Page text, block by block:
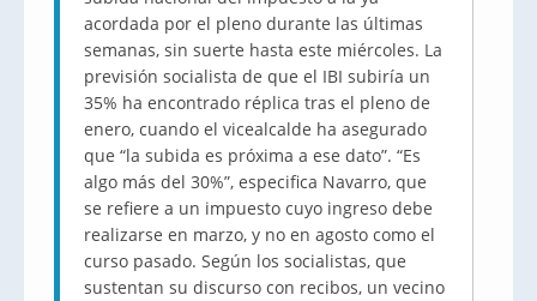
acordada por el pleno durante las últimas
semanas, sin suerte hasta este miércoles. La
previsión socialista de que el IBI subiría un
35% ha encontrado réplica tras el pleno de
enero, cuando el vicealcalde ha asegurado
que “la subida es próxima a ese dato”. “Es
algo más del 30%”, especifica Navarro, que
se refiere a un impuesto cuyo ingreso debe
realizarse en marzo, y no en agosto como el
curso pasado. Según los socialistas, que
sustentan su discurso con recibos, un vecino